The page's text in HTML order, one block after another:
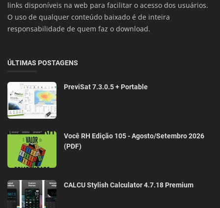
links disponíveis na web para facilitar o acesso dos usuários.
O uso de qualquer conteúdo baixado é de inteira
responsabilidade de quem faz o download.
ÚLTIMAS POSTAGENS
PreviSat 7.3.0.5 + Portable
Você RH Edição 105 - Agosto/Setembro 2026
(PDF)
CALCU Stylish Calculator 4.7.18 Premium